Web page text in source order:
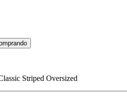
Striped Oversized